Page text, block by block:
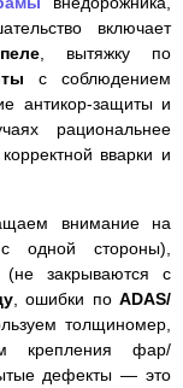
включает
, вытяжку по
с соблюдением
антикор-защиты и
рациональнее
вварки и
внимание на
одной стороны),
закрываются с
, ошибки по ADAS/
толщиномер,
крепления фар/
дефекты — это